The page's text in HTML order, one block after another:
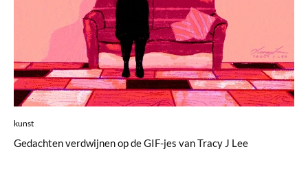
kunst
Gedachten verdwijnen op de GIF-jes van Tracy J Lee